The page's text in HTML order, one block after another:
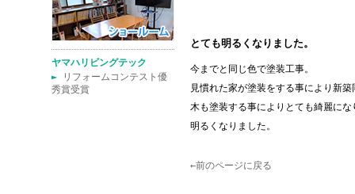
ヤマハリビングテック
►
リフォームコンテスト優
秀賞受賞
とても明るくなりました。
今までと同じ色で塗装工事。
見慣れた家が塗装をする事により新築
木も塗装する事によりとても綺麗にな
明るくなりました。
←前のページに戻る